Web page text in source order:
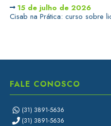
15 de julho de 2026
Cisab na Prática: curso sobre
FALE CONOSCO
(31) 3891-5636
(31) 3891-5636